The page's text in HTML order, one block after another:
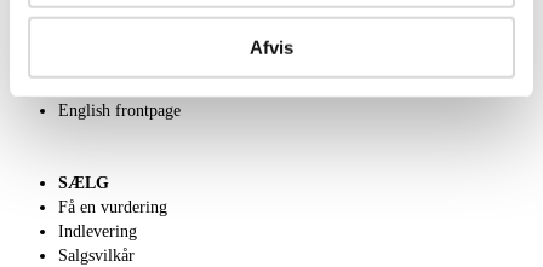
Afvis
OM OS
English frontpage
SÆLG
Få en vurdering
Indlevering
Salgsvilkår